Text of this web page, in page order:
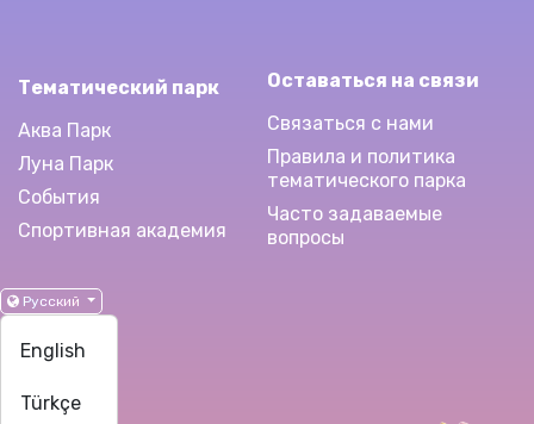
Тематический парк
Аква Парк
Луна Парк
События
Спортивная академия
Оставаться на связи
Связаться с нами
Правила и политика
тематического парка
Часто задаваемые
вопросы
Русский
English
Türkçe